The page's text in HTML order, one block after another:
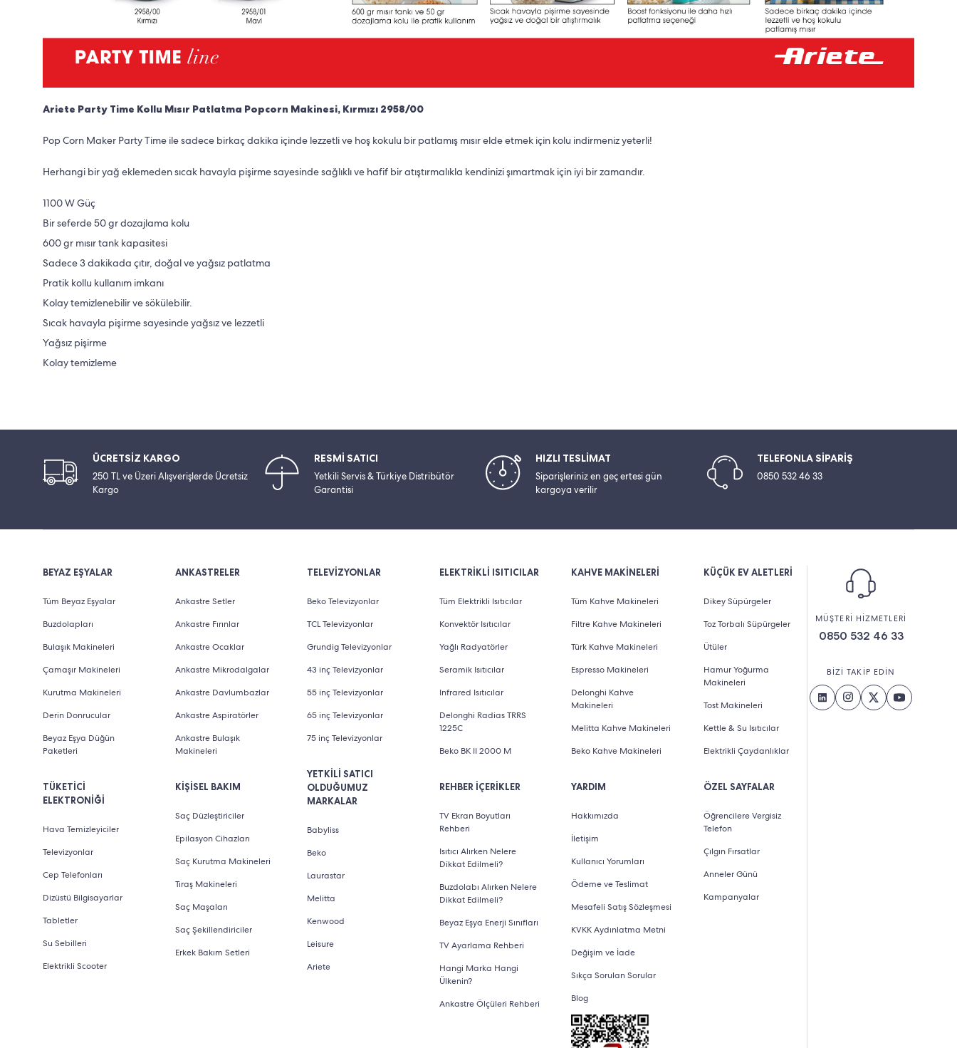
Ariete Party Time Kollu Mısır Patlatma Popcorn Makinesi, Kırmızı 2958/00
Pop Corn Maker Party Time ile sadece birkaç dakika içinde lezzetli ve hoş kokulu bir patlamış mısır elde etmek için kolu indirmeniz yeterli!
Herhangi bir yağ eklemeden sıcak havayla pişirme sayesinde sağlıklı ve hafif bir atıştırmalıkla kendinizi şımartmak için iyi bir zamandır.
1100 W Güç
Bir seferde 50 gr dozajlama kolu
600 gr mısır tank kapasitesi
Sadece 3 dakikada çıtır, doğal ve yağsız patlatma
Pratik kollu kullanım imkanı
Kolay temizlenebilir ve sökülebilir.
Sıcak havayla pişirme sayesinde yağsız ve lezzetli
Yağsız pişirme
Kolay temizleme
ÜCRETSİZ KARGO
250 TL ve Üzeri Alışverişlerde Ücretsiz
Kargo
RESMİ SATICI
Yetkili Servis & Türkiye Distribütör
Garantisi
HIZLI TESLİMAT
Siparişleriniz en geç ertesi gün
kargoya verilir
TELEFONLA SİPARİŞ
0850 532 46 33
BEYAZ EŞYALAR
Tüm Beyaz Eşyalar
Buzdolapları
Bulaşık Makineleri
Çamaşır Makineleri
Kurutma Makineleri
Derin Donrucular
Beyaz Eşya Düğün
Paketleri
TÜKETİCİ
ELEKTRONİĞİ
Hava Temizleyiciler
Televizyonlar
Cep Telefonları
Dizüstü Bilgisayarlar
Tabletler
Su Sebilleri
Elektrikli Scooter
ANKASTRELER
Ankastre Setler
Ankastre Fırınlar
Ankastre Ocaklar
Ankastre Mikrodalgalar
Ankastre Davlumbazlar
Ankastre Aspiratörler
Ankastre Bulaşık
Makineleri
KİŞİSEL BAKIM
Saç Düzleştiriciler
Epilasyon Cihazları
Saç Kurutma Makineleri
Tıraş Makineleri
Saç Maşaları
Saç Şekillendiriciler
Erkek Bakım Setleri
TELEVİZYONLAR
Beko Televizyonlar
TCL Televizyonlar
Grundig Televizyonlar
43 inç Televizyonlar
55 inç Televizyonlar
65 inç Televizyonlar
75 inç Televizyonlar
YETKİLİ SATICI
OLDUĞUMUZ
MARKALAR
Babyliss
Beko
Laurastar
Melitta
Kenwood
Leisure
Ariete
ELEKTRİKLİ ISITICILAR
Tüm Elektrikli Isıtıcılar
Konvektör Isıtıcılar
Yağlı Radyatörler
Seramik Isıtıcılar
Infrared Isıtıcılar
Delonghi Radias TRRS
1225C
Beko BK II 2000 M
REHBER İÇERİKLER
TV Ekran Boyutları
Rehberi
Isıtıcı Alırken Nelere
Dikkat Edilmeli?
Buzdolabı Alırken Nelere
Dikkat Edilmeli?
Beyaz Eşya Enerji Sınıfları
TV Ayarlama Rehberi
Hangi Marka Hangi
Ülkenin?
Ankastre Ölçüleri Rehberi
KAHVE MAKİNELERİ
Tüm Kahve Makineleri
Filtre Kahve Makineleri
Türk Kahve Makineleri
Espresso Makineleri
Delonghi Kahve
Makineleri
Melitta Kahve Makineleri
Beko Kahve Makineleri
YARDIM
Hakkımızda
İletişim
Kullanıcı Yorumları
Ödeme ve Teslimat
Mesafeli Satış Sözleşmesi
KVKK Aydınlatma Metni
Değişim ve İade
Sıkça Sorulan Sorular
Blog
KÜÇÜK EV ALETLERİ
Dikey Süpürgeler
Toz Torbalı Süpürgeler
Ütüler
Hamur Yoğurma
Makineleri
Tost Makineleri
Kettle & Su Isıtıcılar
Elektrikli Çaydanlıklar
ÖZEL SAYFALAR
Öğrencilere Vergisiz
Telefon
Çılgın Fırsatlar
Anneler Günü
Kampanyalar
MÜŞTERİ HİZMETLERİ
0850 532 46 33
BİZİ TAKİP EDİN